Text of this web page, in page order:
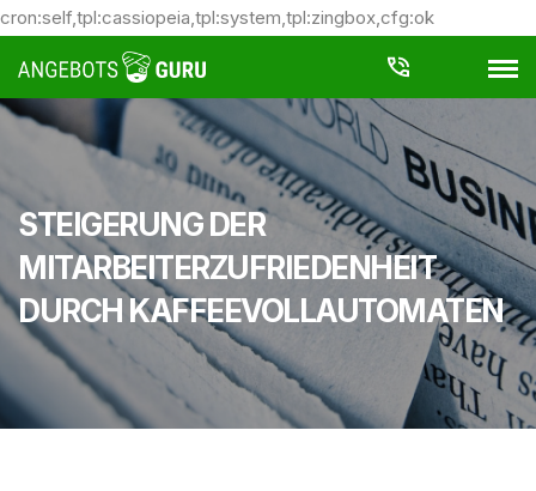
cron:self,tpl:cassiopeia,tpl:system,tpl:zingbox,cfg:ok
STEIGERUNG DER
MITARBEITERZUFRIEDENHEIT
DURCH KAFFEEVOLLAUTOMATEN